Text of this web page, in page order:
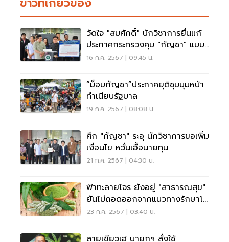
วัดใจ "สมศักดิ์" นักวิชาการยื่นแก้
ประกาศกระทรวงคุม "กัญชา" แบบ
มีเงื่อนไข
16 ก.ค. 2567 | 09:45 น.
“ม็อบกัญชา”ประกาศยุติชุมนุมหน้า
ทำเนียบรัฐบาล
19 ก.ค. 2567 | 08:08 น.
ศึก "กัญชา" ระอุ นักวิชาการขอเพิ่ม
เงื่อนไข หวั่นเอื้อนายทุน
21 ก.ค. 2567 | 04:30 น.
ฟ้าทะลายโจร ยังอยู่ "สาธารณสุข"
ยันไม่ถอดออกจากแนวทางรักษาโค
วิด
23 ก.ค. 2567 | 03:40 น.
สายเขียวเฮ นายกฯ สั่งใช้